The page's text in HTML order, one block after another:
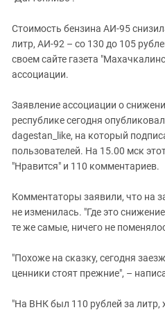
Стоимость бензина АИ-95
литр, АИ-92 – со 130 до 105
своем сайте газета
ассоциации.
Заявление ассоциации о
республике сегодня
dagestan_like, на который
пользователей. На 15.00 мск
"Нравится" и 110 комментариев.
Комментаторы заявили, что на
не изменилась. "Где это
те же самые, ничего не
"Похоже на сказку, сегодня
ценники стоят прежние", –
"На ВНК был 110 рублей за литр,